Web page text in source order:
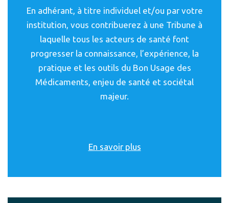
En adhérant, à titre individuel et/ou par votre
institution, vous contribuerez à une Tribune à
laquelle tous les acteurs de santé font
progresser la connaissance, l’expérience, la
pratique et les outils du Bon Usage des
Médicaments, enjeu de santé et sociétal
majeur.
En savoir plus